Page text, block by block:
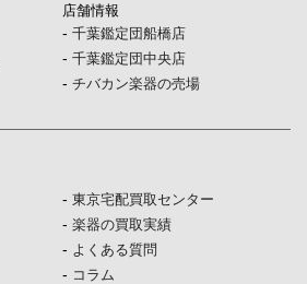
店舗情報
- 千葉鑑定団船橋店
- 千葉鑑定団中央店
- チバカン楽器の売場
- 東京宅配買取センター
- 楽器の買取実績
- よくある質問
- コラム